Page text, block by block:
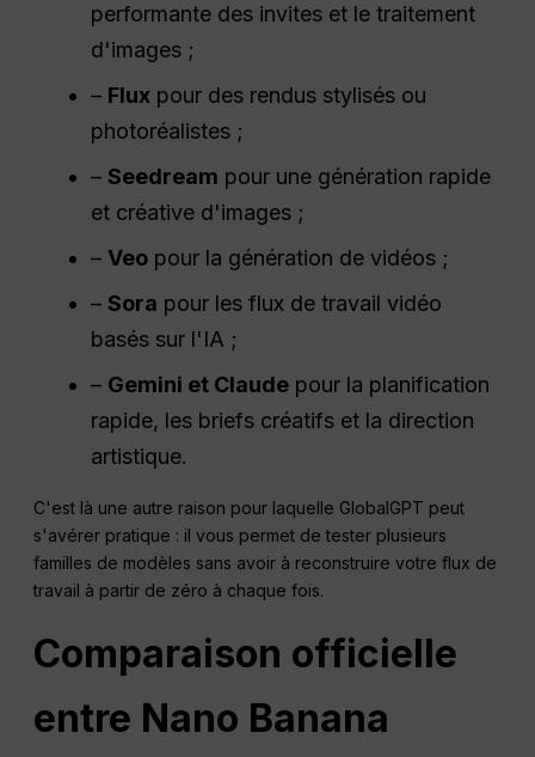
performante des invites et le traitement
d'images ;
– Flux pour des rendus stylisés ou
photoréalistes ;
–Seedream pour une génération rapide
et créative d'images ;
–Veo pour la génération de vidéos ;
–Sora pour les flux de travail vidéo
basés sur l'IA ;
– Gemini et Claude pour la planification
rapide, les briefs créatifs et la direction
artistique.
C'est là une autre raison pour laquelle GlobalGPT peut
s'avérer pratique : il vous permet de tester plusieurs
familles de modèles sans avoir à reconstruire votre flux de
travail à partir de zéro à chaque fois.
Comparaison officielle
entre Nano Banana